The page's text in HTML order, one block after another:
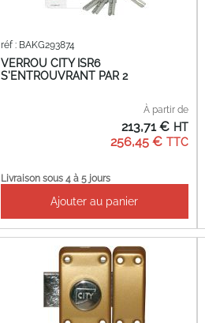
VERROU CITY ISR6
S'ENTROUVRANT PAR 2
réf : BAKG293874
À partir de
256,45 €
213,71 €
Livraison sous 4 à 5 jours
Ajouter au panier